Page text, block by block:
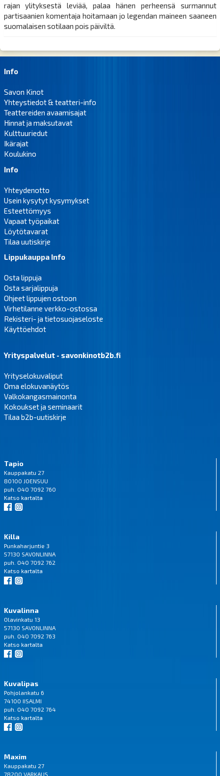
rajan ylityksestä leviää, palaa hänen perheensä surmannut
partisaanien komentaja hoitamaan jo legendan maineen saaneen
suomalaisen sotilaan pois päiviltä.
Info
Savon Kinot
Yhteystiedot & teatteri-info
Teattereiden avaamisajat
Hinnat ja maksutavat
Kulttuuriedut
Ikärajat
Koulukino
Info
Yhteydenotto
Usein kysytyt kysymykset
Esteettömyys
Vapaat työpaikat
Löytötavarat
Tilaa uutiskirje
Lippukauppa Info
Osta lippuja
Osta sarjalippuja
Ohjeet lippujen ostoon
Virhetilanne verkko-ostossa
Rekisteri- ja tietosuojaseloste
Käyttöehdot
Yrityspalvelut - savonkinotb2b.fi
Yrityselokuvaliput
Oma elokuvanäytös
Valkokangasmainonta
Kokoukset ja seminaarit
Tilaa b2b-uutiskirje
Tapio
Kauppakatu 27
80100 JOENSUU
puh. 040 7092 760
Katso kartalta
Killa
Punkaharjuntie 3
57130 SAVONLINNA
puh. 040 7092 762
Katso kartalta
Kuvalinna
Olavinkatu 13
57130 SAVONLINNA
puh. 040 7092 763
Katso kartalta
Kuvalipas
Pohjolankatu 6
74100 IISALMI
puh. 040 7092 764
Katso kartalta
Maxim
Kauppakatu 27
78200 VARKAUS